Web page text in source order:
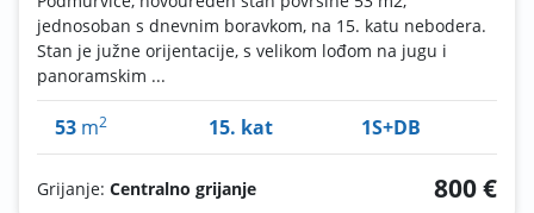
jednosoban s dnevnim boravkom, na 15. katu nebodera.
Stan je južne orijentacije, s velikom lođom na jugu i
panoramskim ...
53 m2 15. kat 1S+DB
Grijanje: Centralno grijanje 800 €